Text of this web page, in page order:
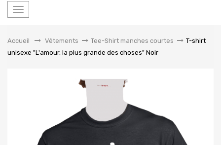
Basculer
Accueil
&gt;Vêtements > Tee-Shirt manches courtes >
T-shirt
unisexe "L'amour, la plus grande des choses" Noir